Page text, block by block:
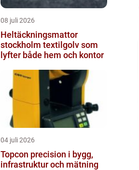
08 juli 2026
Heltäckningsmattor
stockholm textilgolv som
lyfter både hem och kontor
04 juli 2026
Topcon precision i bygg,
infrastruktur och mätning